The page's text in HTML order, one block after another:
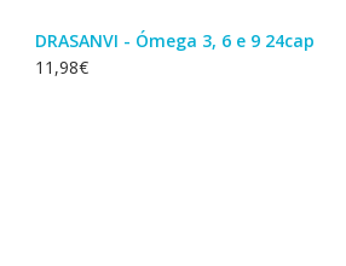
DRASANVI - Ómega 3, 6 e 9 24cap
11,98€